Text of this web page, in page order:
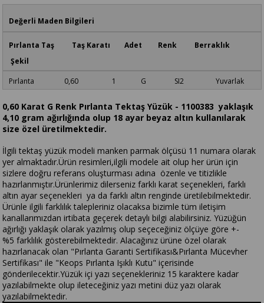
Değerli Maden Bilgileri
Pırlanta Taş Taş Karatı Adet Renk Berraklık
Şekil
Pırlanta 0,60 1 G SI2 Yuvarlak
0,60 Karat G Renk Pırlanta Tektaş Yüzük - 1100383 yaklaşık
4,10 gram ağırlığında olup 18 ayar beyaz altın kullanılarak
size özel üretilmektedir.
İlgili tektaş yüzük modeli manken parmak ölçüsü 11 numara olarak
yer almaktadır.Ürün resimleri,ilgili modele ait olup her ürün için
sizlere doğru referans oluşturması adına özenle ve titizlikle
hazırlanmıştır.Ürünlerimiz dilerseniz farklı karat seçenekleri, farklı
altın ayar seçenekleri ya da farklı altın renginde üretilebilmektedir.
Ürünle ilgili farklılık talepleriniz olacaksa bizimle tüm iletişim
kanallarımızdan irtibata geçerek detaylı bilgi alabilirsiniz. Yüzüğün
ağırlığı yaklaşık olarak yazılmış olup seçeceğiniz ölçüye göre +-
%5 farklılık gösterebilmektedir. Alacağınız ürüne özel olarak
hazırlanacak olan "Pırlanta Garanti Sertifikası&Pırlanta Mücevher
Sertifikası" ile "Keops Pırlanta Işıklı Kutu" içerisinde
gönderilecektir.Yüzük içi yazı seçenekleriniz 15 karaktere kadar
yazılabilmekte olup ileteceğiniz yazı metini düz yazı olarak
yazılabilmektedir.